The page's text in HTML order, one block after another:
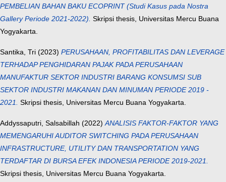
PEMBELIAN BAHAN BAKU ECOPRINT (Studi Kasus pada Nostra
Gallery Periode 2021-2022). Skripsi thesis, Universitas Mercu Buana
Yogyakarta.
Santika, Tri (2023) PERUSAHAAN, PROFITABILITAS DAN LEVERAGE
TERHADAP PENGHIDARAN PAJAK PADA PERUSAHAAN
MANUFAKTUR SEKTOR INDUSTRI BARANG KONSUMSI SUB
SEKTOR INDUSTRI MAKANAN DAN MINUMAN PERIODE 2019 -
2021. Skripsi thesis, Universitas Mercu Buana Yogyakarta.
Addyssaputri, Salsabillah (2022)ANALISIS FAKTOR-FAKTOR YANG
MEMENGARUHI AUDITOR SWITCHING PADA PERUSAHAAN
INFRASTRUCTURE, UTILITY DAN TRANSPORTATION YANG
TERDAFTAR DI BURSA EFEK INDONESIA PERIODE 2019-2021.
Skripsi thesis, Universitas Mercu Buana Yogyakarta.